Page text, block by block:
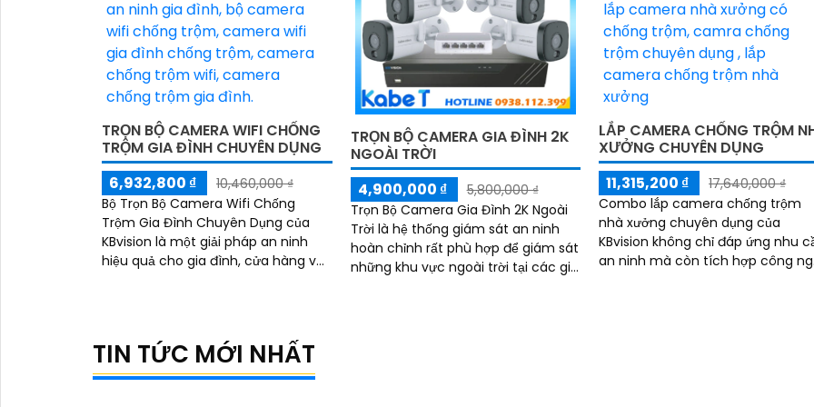
TRỌN BỘ CAMERA WIFI CHỐNG
TRỘM GIA ĐÌNH CHUYÊN DỤNG
6,932,800 ₫
10,460,000 ₫
Bộ Trọn Bộ Camera Wifi Chống
Trộm Gia Đình Chuyên Dụng của
KBvision là một giải pháp an ninh
hiệu quả cho gia đình, cửa hàng và
TRỌN BỘ CAMERA GIA ĐÌNH 2K
NGOÀI TRỜI
4,900,000 ₫
5,800,000 ₫
Trọn Bộ Camera Gia Đình 2K Ngoài
Trời là hệ thống giám sát an ninh
hoàn chỉnh rất phù hợp để giám sát
những khu vực ngoài trời tại các già
LẮP CAMERA CHỐNG TRỘM
XƯỞNG CHUYÊN DỤNG
11,315,200 ₫
17,640,000 ₫
Combo lắp camera chống trộm
nhà xưởng chuyên dụng của
KBvision không chỉ đáp ứng nhu
an ninh mà còn tích hợp công
TIN TỨC MỚI NHẤT